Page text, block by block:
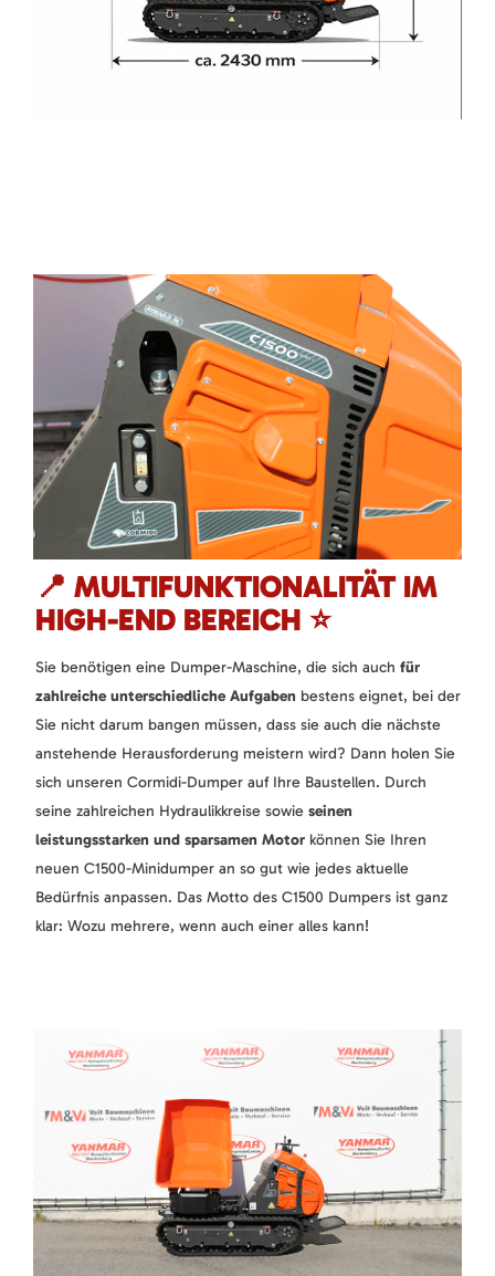
📍 MULTIFUNKTIONALITÄT IM
HIGH-END BEREICH ⭐
Sie benötigen eine Dumper-Maschine, die sich auch für
zahlreiche unterschiedliche Aufgaben bestens eignet, bei der
Sie nicht darum bangen müssen, dass sie auch die nächste
anstehende Herausforderung meistern wird? Dann holen Sie
sich unseren Cormidi-Dumper auf Ihre Baustellen. Durch
seine zahlreichen Hydraulikkreise sowie seinen
leistungsstarken und sparsamen Motor können Sie Ihren
neuen C1500-Minidumper an so gut wie jedes aktuelle
Bedürfnis anpassen. Das Motto des C1500 Dumpers ist ganz
klar: Wozu mehrere, wenn auch einer alles kann!